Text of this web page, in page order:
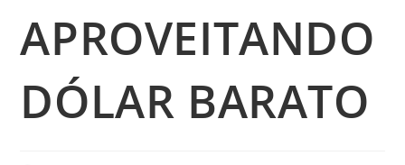
APROVEITANDO
DÓLAR BARATO